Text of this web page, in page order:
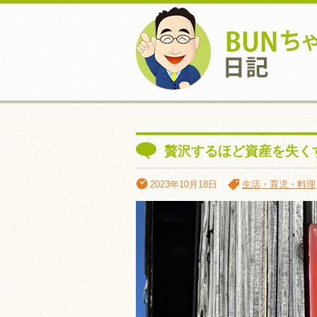
贅沢するほど資産を失く
2023年10月18日 生活・育児・料理